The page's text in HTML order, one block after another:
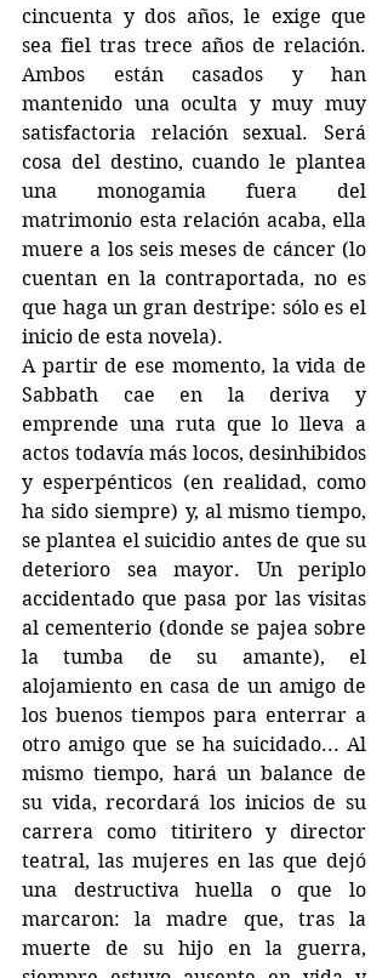
cincuenta y dos años, le exige que
sea fiel tras trece años de relación.
Ambos están casados y han
mantenido una oculta y muy muy
satisfactoria relación sexual. Será
cosa del destino, cuando le plantea
una monogamia fuera del
matrimonio esta relación acaba, ella
muere a los seis meses de cáncer (lo
cuentan en la contraportada, no es
que haga un gran destripe: sólo es el
inicio de esta novela).
A partir de ese momento, la vida de
Sabbath cae en la deriva y
emprende una ruta que lo lleva a
actos todavía más locos, desinhibidos
y esperpénticos (en realidad, como
ha sido siempre) y, al mismo tiempo,
se plantea el suicidio antes de que su
deterioro sea mayor. Un periplo
accidentado que pasa por las visitas
al cementerio (donde se pajea sobre
la tumba de su amante), el
alojamiento en casa de un amigo de
los buenos tiempos para enterrar a
otro amigo que se ha suicidado... Al
mismo tiempo, hará un balance de
su vida, recordará los inicios de su
carrera como titiritero y director
teatral, las mujeres en las que dejó
una destructiva huella o que lo
marcaron: la madre que, tras la
muerte de su hijo en la guerra,